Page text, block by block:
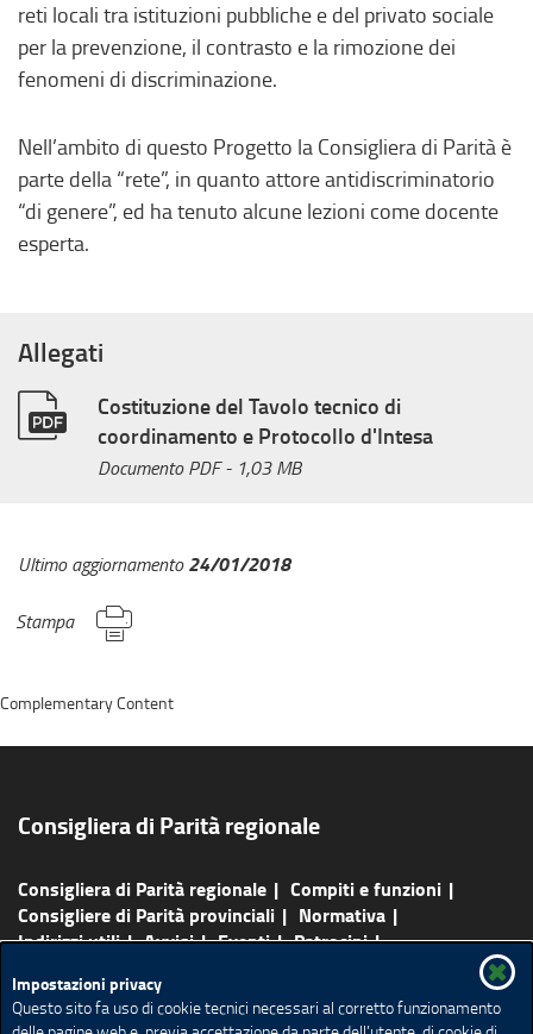
reti locali tra istituzioni pubbliche e del privato sociale
per la prevenzione, il contrasto e la rimozione dei
fenomeni di discriminazione.
Nell’ambito di questo Progetto la Consigliera di Parità è
parte della “rete”, in quanto attore antidiscriminatorio
“di genere”, ed ha tenuto alcune lezioni come docente
esperta.
Allegati
Costituzione del Tavolo tecnico di
coordinamento e Protocollo d'Intesa
Documento PDF- 1,03 MB
Ultimo aggiornamento24/01/2018
Stampa
Impostazioni privacy
Questo sito fa uso di cookie tecnici necessari al corretto funzionamento
Consigliera di Parità regionale
Consigliera di Parità regionale
Compiti e funzioni
Consigliere di Parità provinciali
Normativa
Indirizzi utili
Avvisi Eventi
Patrocini
Rassegna Stampa
Complementary Content